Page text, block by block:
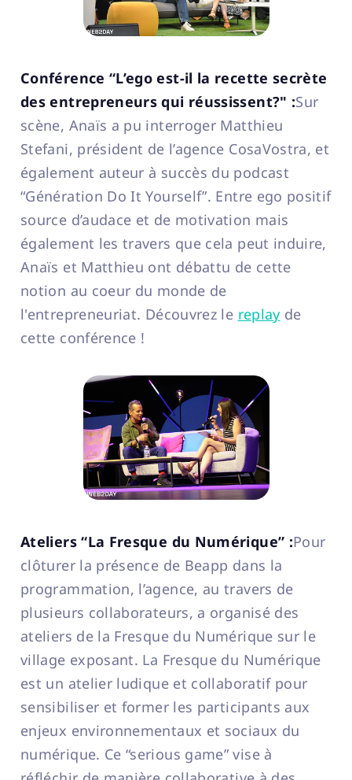
Conférence “L’ego est-il la recette secrète
des entrepreneurs qui réussissent?" :Sur
scène, Anaïs a pu interroger Matthieu
Stefani, président de l’agence CosaVostra, et
également auteur à succès du podcast
“Génération Do It Yourself”. Entre ego positif
source d’audace et de motivation mais
également les travers que cela peut induire,
Anaïs et Matthieu ont débattu de cette
notion au coeur du monde de
l'entrepreneuriat. Découvrez le replay de
cette conférence !
Ateliers “La Fresque du Numérique” :Pour
clôturer la présence de Beapp dans la
programmation, l’agence, au travers de
plusieurs collaborateurs, a organisé des
ateliers de la Fresque du Numérique sur le
village exposant. La Fresque du Numérique
est un atelier ludique et collaboratif pour
sensibiliser et former les participants aux
enjeux environnementaux et sociaux du
numérique. Ce “serious game” vise à